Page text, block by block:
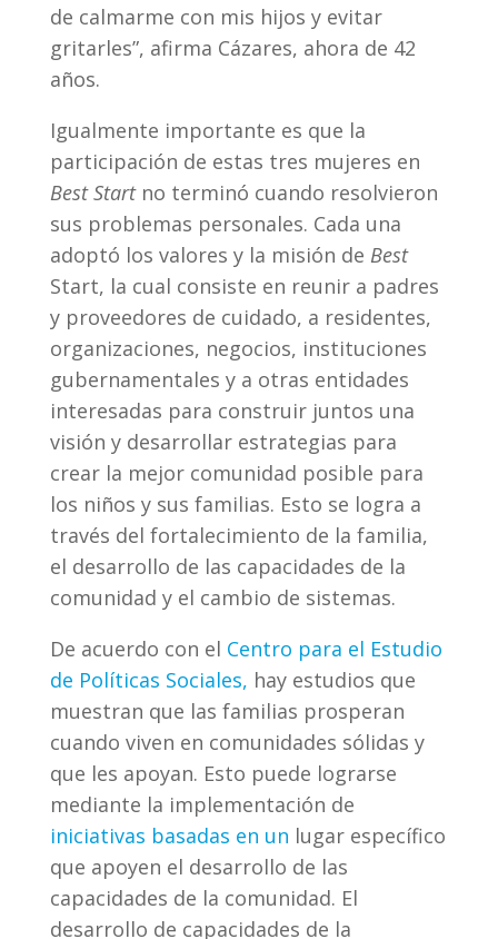
de calmarme con mis hijos y evitar
gritarles”, afirma Cázares, ahora de 42
años.
Igualmente importante es que la
participación de estas tres mujeres en
Best Startno terminó cuando resolvieron
sus problemas personales. Cada una
adoptó los valores y la misión de Best
Start, la cual consiste en reunir a padres
y proveedores de cuidado, a residentes,
organizaciones, negocios, instituciones
gubernamentales y a otras entidades
interesadas para construir juntos una
visión y desarrollar estrategias para
crear la mejor comunidad posible para
los niños y sus familias. Esto se logra a
través del fortalecimiento de la familia,
el desarrollo de las capacidades de la
comunidad y el cambio de sistemas.
De acuerdo con el Centro para el Estudio
de Políticas Sociales, hay estudios que
muestran que las familias prosperan
cuando viven en comunidades sólidas y
que les apoyan. Esto puede lograrse
mediante la implementación de
iniciativas basadas en un lugar específico
que apoyen el desarrollo de las
capacidades de la comunidad. El
desarrollo de capacidades de la